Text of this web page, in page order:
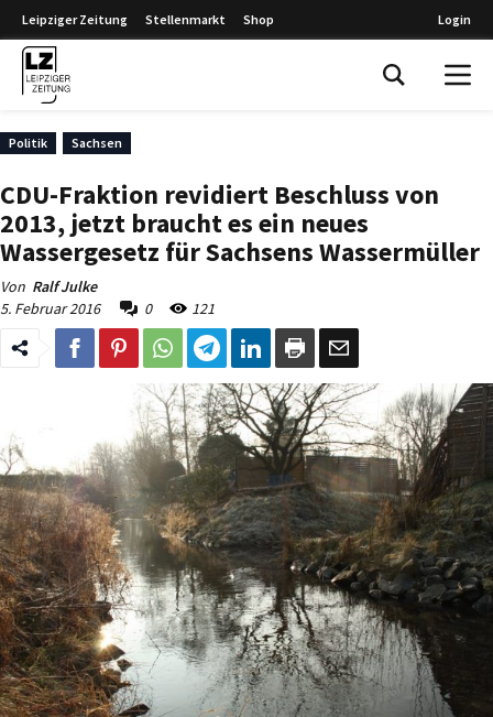
Leipziger Zeitung Stellenmarkt Shop Login
Politik Sachsen
CDU-Fraktion revidiert Beschluss von
2013, jetzt braucht es ein neues
Wassergesetz für Sachsens Wassermüller
Von Ralf Julke
5. Februar 2016
0 121